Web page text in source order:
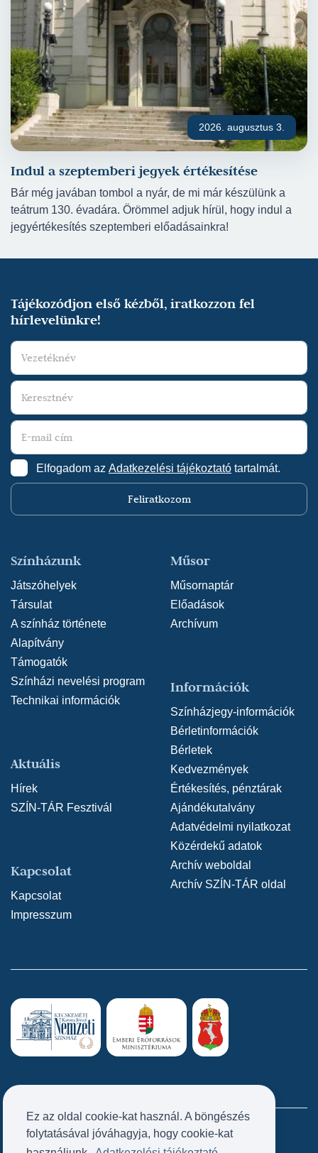
Ez az oldal cookie-kat használ. A böngészés
folytatásával jóváhagyja, hogy cookie-kat
2026. augusztus 3.
Indul a szeptemberi jegyek értékesítése
Bár még javában tombol a nyár, de mi már készülünk a
teátrum 130. évadára. Örömmel adjuk hírül, hogy indul a
jegyértékesítés szeptemberi előadásainkra!
Tájékozódjon első kézből, iratkozzon fel
hírlevelünkre!
Elfogadom az Adatkezelési tájékoztató tartalmát.
Feliratkozom
Színházunk
Játszóhelyek
Társulat
A színház története
Alapítvány
Támogatók
Színházi nevelési program
Technikai információk
Műsor
Műsornaptár
Előadások
Archívum
Aktuális
Hírek
SZÍN-TÁR Fesztivál
Információk
Színházjegy-információk
Bérletinformációk
Bérletek
Kedvezmények
Értékesítés, pénztárak
Ajándékutalvány
Adatvédelmi nyilatkozat
Közérdekű adatok
Archív weboldal
Archív SZÍN-TÁR oldal
Kapcsolat
Kapcsolat
Impresszum
Próbatábla